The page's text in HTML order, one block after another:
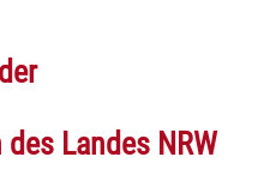
Landes NRW